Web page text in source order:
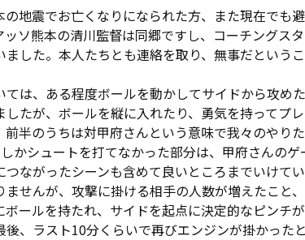
になる予感はあった。相手は3月27日のヤマザキ
大宮アルディージャというクラブの基礎を築いた
深い」と、この対戦を楽しみにしていた。立ち上
に散らした。ボランチの金澤と岩上は、体を張っ
った。しかし、スコアレスの時間が続く。球際で
躍動したのが、前節の名古屋戦でリーグ戦初先発
、時には自ら起点となって横谷の突破をお膳立て
ンスを狙った。右サイドのコンビネーションが実
を受けた奥井が縦パスを出すと、後ろから抜け出
の地震でお亡くなりになられた方、また現在でも
ッソ熊本の清川監督は同郷ですし、コーチングス
ました。本人たちとも連絡を取り、無事だという
ては、ある程度ボールを動かしてサイドから攻め
したが、ボールを縦に入れたり、勇気を持ってプ
前半のうちは対甲府さんという意味で我々のやり
かシュートを打てなかった部分は、甲府さんの
つながったシーンも含めて良いところまでいけて
ませんが、攻撃に掛ける相手の人数が増えたこと
ボールを持たれ、サイドを起点に決定的なピンチ
後、ラスト10分くらいで再びエンジンが掛かった